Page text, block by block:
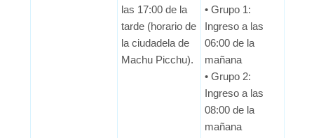
las 17:00 de la
tarde (horario de
la ciudadela de
Machu Picchu).
• Grupo 1:
Ingreso a las
06:00 de la
mañana
• Grupo 2:
Ingreso a las
08:00 de la
mañana